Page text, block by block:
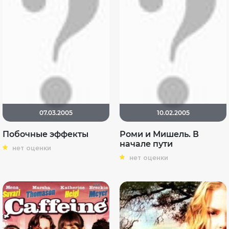
07.03.2005
Побочные эффекты
нет оценки
10.02.2005
Роми и Мишель. В
начале пути
нет оценки